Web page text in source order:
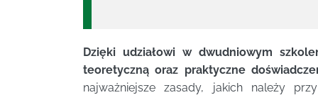
Dzięki udziałowi w dwudniowym
teoretyczną oraz praktyczne
najważniejsze zasady, jakich należy